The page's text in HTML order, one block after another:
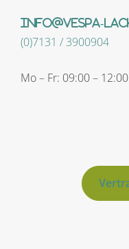
info@vespa-
(0)7131 / 3900904
Mo – Fr: 09:00 –